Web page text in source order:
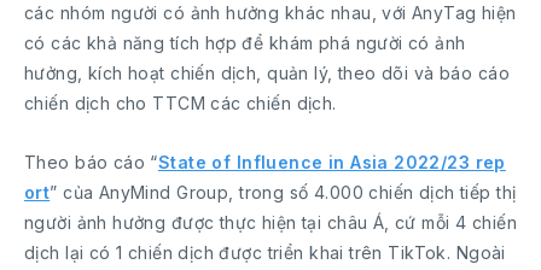
các nhóm người có ảnh hưởng khác nhau, với AnyTag hiện
có các khả năng tích hợp để khám phá người có ảnh
hưởng, kích hoạt chiến dịch, quản lý, theo dõi và báo cáo
chiến dịch cho TTCM các chiến dịch.
Theo báo cáo “State of Influence in Asia 2022/23 rep
ort” của AnyMind Group, trong số 4.000 chiến dịch tiếp thị
người ảnh hưởng được thực hiện tại châu Á, cứ mỗi 4 chiến
dịch lại có 1 chiến dịch được triển khai trên TikTok. Ngoài